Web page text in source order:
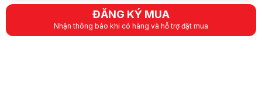
ĐĂNG KÝ MUA
Nhận thông báo khi có hàng và hỗ trợ đặt mua